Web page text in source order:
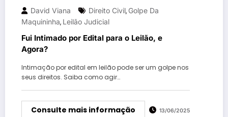
David Viana Direito Civil, Golpe Da
Maquininha, Leilão Judicial
Fui Intimado por Edital para o Leilão, e
Agora?
Intimação por edital em leilão pode ser um golpe nos
seus direitos. Saiba como agir…
Consulte mais informação 13/06/2025